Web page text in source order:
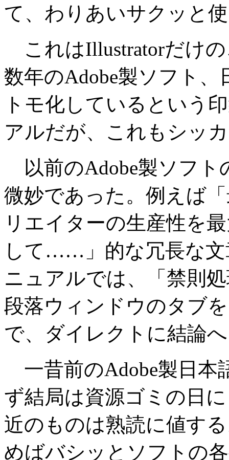
て、わりあいサクッと
これはIllustratorだけ
数年のAdobe製ソフト
トモ化しているという
アルだが、これもシッ
以前のAdobe製ソフト
微妙であった。例えば
リエイターの生産性を
して……」的な冗長な文
ニュアルでは、「禁則
段落ウィンドウのタブ
で、ダイレクトに結論
一昔前のAdobe製日本
ず結局は資源ゴミの日
近のものは熟読に値す
めばバシッとソフトの